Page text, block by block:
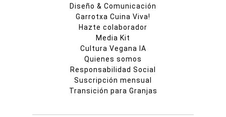
Diseño & Comunicación
Garrotxa Cuina Viva!
Hazte colaborador
Media Kit
Cultura Vegana IA
Quienes somos
Responsabilidad Social
Suscripción mensual
Transición para Granjas